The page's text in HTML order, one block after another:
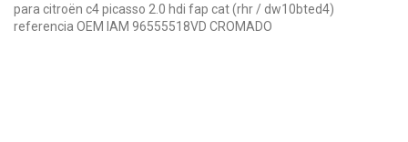
para citroën c4 picasso 2.0 hdi fap cat (rhr / dw10bted4)
referencia OEM IAM 96555518VD CROMADO